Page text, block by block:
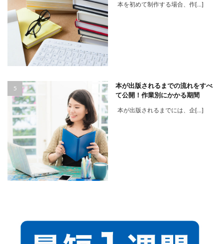
本を初めて制作する場合、作[…]
本が出版されるまでの流れをすべ
て公開！作業別にかかる期間
本が出版されるまでには、企[…]